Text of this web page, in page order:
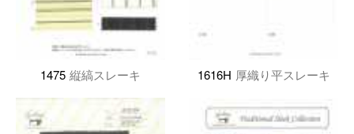
1475 縦縞スレーキ 1616H 厚織り平スレーキ